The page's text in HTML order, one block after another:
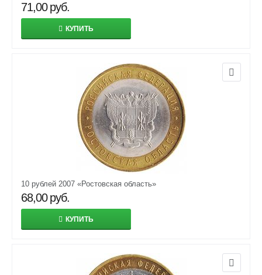
71,00 руб.
КУПИТЬ
10 рублей 2007 «Ростовская область»
68,00 руб.
КУПИТЬ